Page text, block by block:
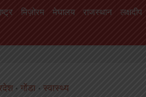
मिज़ोरम मेघालय राजस्थान लक्षदीप
• गोंडा • स्वास्थ्य